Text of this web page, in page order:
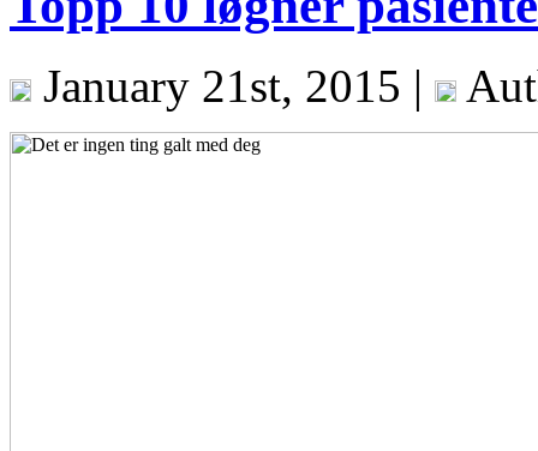
January 21st, 2015 |